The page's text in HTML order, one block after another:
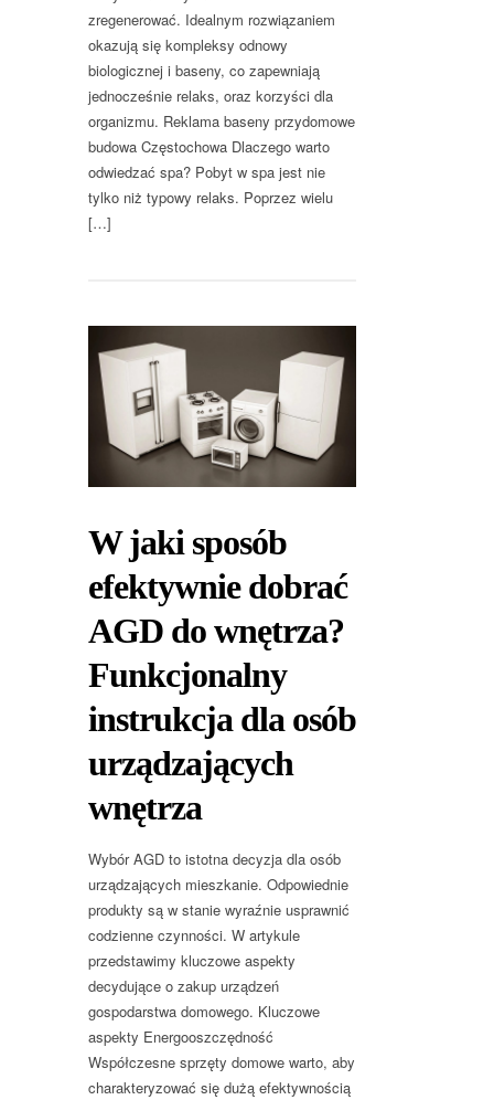
zregenerować. Idealnym rozwiązaniem
okazują się kompleksy odnowy
biologicznej i baseny, co zapewniają
jednocześnie relaks, oraz korzyści dla
organizmu. Reklama baseny przydomowe
budowa Częstochowa Dlaczego warto
odwiedzać spa? Pobyt w spa jest nie
tylko niż typowy relaks. Poprzez wielu
[…]
W jaki sposób
efektywnie dobrać
AGD do wnętrza?
Funkcjonalny
instrukcja dla osób
urządzających
wnętrza
Wybór AGD to istotna decyzja dla osób
urządzających mieszkanie. Odpowiednie
produkty są w stanie wyraźnie usprawnić
codzienne czynności. W artykule
przedstawimy kluczowe aspekty
decydujące o zakup urządzeń
gospodarstwa domowego. Kluczowe
aspekty Energooszczędność
Współczesne sprzęty domowe warto, aby
charakteryzować się dużą efektywnością